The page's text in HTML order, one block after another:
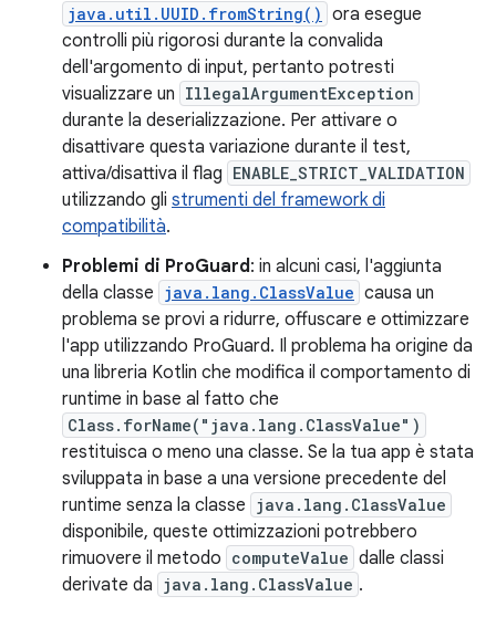
java.util.UUID.fromString() ora esegue
controlli più rigorosi durante la convalida
dell'argomento di input, pertanto potresti
visualizzare un IllegalArgumentException
durante la deserializzazione. Per attivare o
disattivare questa variazione durante il test,
attiva/disattiva il flag ENABLE_STRICT_VALIDATION
utilizzando gli strumenti del framework di
compatibilità.
Problemi di ProGuard: in alcuni casi, l'aggiunta
della classe java.lang.ClassValue causa un
problema se provi a ridurre, offuscare e ottimizzare
l'app utilizzando ProGuard. Il problema ha origine da
una libreria Kotlin che modifica il comportamento di
runtime in base al fatto che
Class.forName("java.lang.ClassValue")
restituisca o meno una classe. Se la tua app è stata
sviluppata in base a una versione precedente del
runtime senza la classe java.lang.ClassValue
disponibile, queste ottimizzazioni potrebbero
rimuovere il metodo computeValue dalle classi
derivate da java.lang.ClassValue .